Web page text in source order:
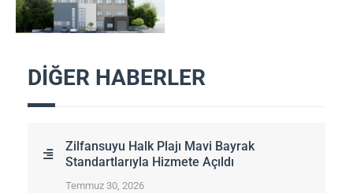
DİĞER HABERLER
Zilfansuyu Halk Plajı Mavi Bayrak
Standartlarıyla Hizmete Açıldı
Temmuz 30, 2026